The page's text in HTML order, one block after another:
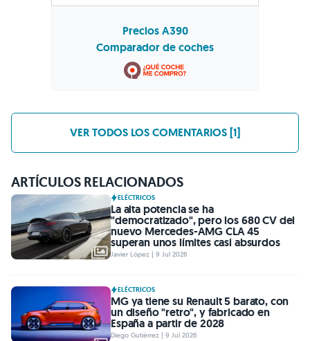
Precios A390
Comparador de coches
VER TODOS LOS COMENTARIOS [1]
ARTÍCULOS RELACIONADOS
ELÉCTRICOS
La alta potencia se ha
"democratizado", pero los 680 CV del
nuevo Mercedes-AMG CLA 45
superan unos límites casi absurdos
Javier López | 9 Jul 2026
ELÉCTRICOS
MG ya tiene su Renault 5 barato, con
un diseño "retro", y fabricado en
España a partir de 2028
Diego Gutiérrez | 9 Jul 2026